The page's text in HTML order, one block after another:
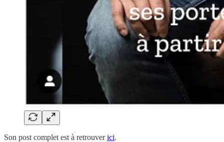
Son post complet est à retrouverici.